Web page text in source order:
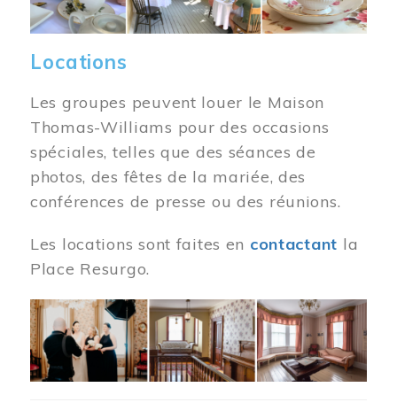
Locations
Les groupes peuvent louer le Maison
Thomas-Williams pour des occasions
spéciales, telles que des séances de
photos, des fêtes de la mariée, des
conférences de presse ou des réunions.
Les locations sont faites en contactant la
Place Resurgo.
Image